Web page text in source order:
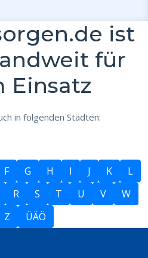
ist
für
Einsatz
in folgenden Städten:
F G H I J K
L
R S T U V
W
Z ÜÄÖ